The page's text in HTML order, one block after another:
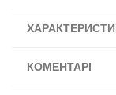
КОМЕНТАРІ